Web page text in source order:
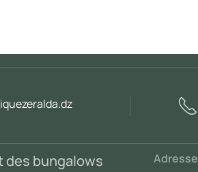
des bungalows Adresse